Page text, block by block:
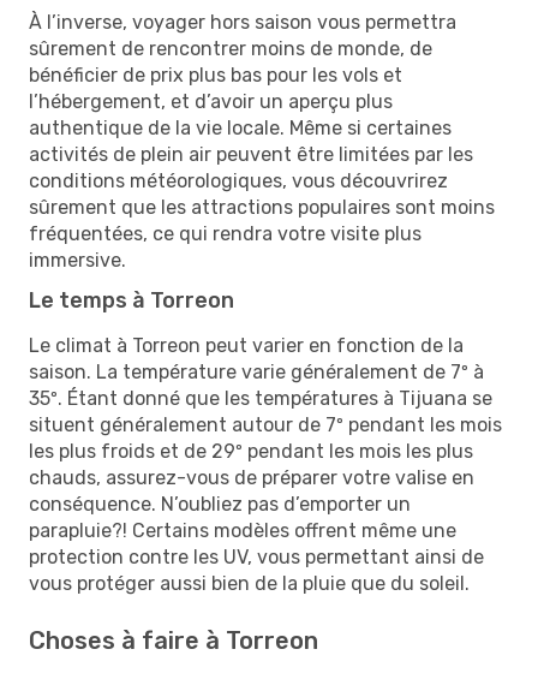
À l’inverse, voyager hors saison vous permettra
sûrement de rencontrer moins de monde, de
bénéficier de prix plus bas pour les vols et
l’hébergement, et d’avoir un aperçu plus
authentique de la vie locale. Même si certaines
activités de plein air peuvent être limitées par les
conditions météorologiques, vous découvrirez
sûrement que les attractions populaires sont moins
fréquentées, ce qui rendra votre visite plus
immersive.
Le temps à Torreon
Le climat à Torreon peut varier en fonction de la
saison. La température varie généralement de 7º à
35º. Étant donné que les températures à Tijuana se
situent généralement autour de 7º pendant les mois
les plus froids et de 29º pendant les mois les plus
chauds, assurez-vous de préparer votre valise en
conséquence. N’oubliez pas d’emporter un
parapluie?! Certains modèles offrent même une
protection contre les UV, vous permettant ainsi de
vous protéger aussi bien de la pluie que du soleil.
Choses à faire à Torreon